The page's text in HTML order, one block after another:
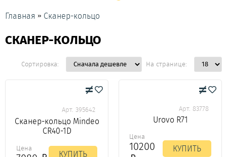
Главная » Сканер-кольцо
СКАНЕР-КОЛЬЦО
Сортировка: На странице:
Арт. 395642
Сканер-кольцо Mindeo
CR40-1D
Цена
КУПИТЬ
Арт. 83778
Urovo R71
Цена
10200 КУПИТЬ